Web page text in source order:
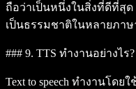
ถือว่าเป็นหนึ่งในสิ่งที่ดีที่สุ
เป็นธรรมชาติในหลายภาษ
### 9. TTS ทำงานอย่างไร?
Text to speech ทำงานโด